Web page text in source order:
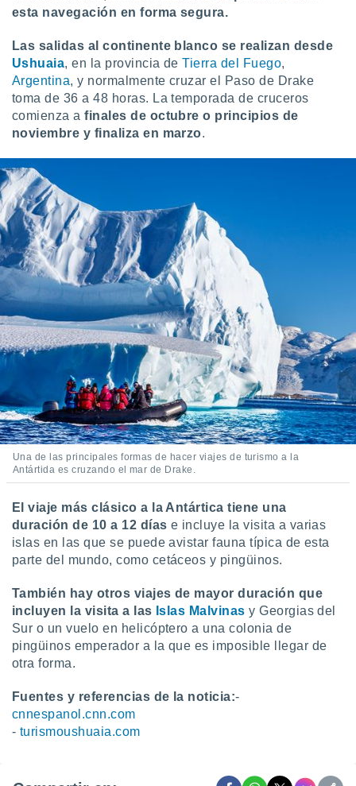
esta navegación en forma segura.
Las salidas al continente blanco se realizan desde
Ushuaia, en la provincia deTierra del Fuego,
Argentina, y normalmente cruzar el Paso de Drake
toma de 36 a 48 horas. La temporada de cruceros
comienza a finales de octubre o principios de
noviembre y finaliza en marzo.
Una de las principales formas de hacer viajes de turismo a la
Antártida es cruzando el mar de Drake.
El viaje más clásico a la Antártica tiene una
duración de 10 a 12 días e incluye la visita a varias
islas en las que se puede avistar fauna típica de esta
parte del mundo, como cetáceos y pingüinos.
También hay otros viajes de mayor duración que
incluyen la visita a las Islas Malvinas y Georgias del
Sur o un vuelo en helicóptero a una colonia de
pingüinos emperador a la que es imposible llegar de
otra forma.
Fuentes y referencias de la noticia:-
cnnespanol.cnn.com
- turismoushuaia.com